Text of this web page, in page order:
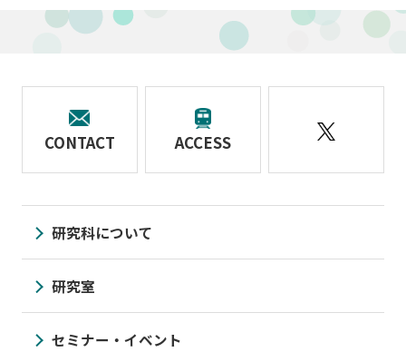
CONTACT ACCESS
研究科について
研究室
セミナー・イベント